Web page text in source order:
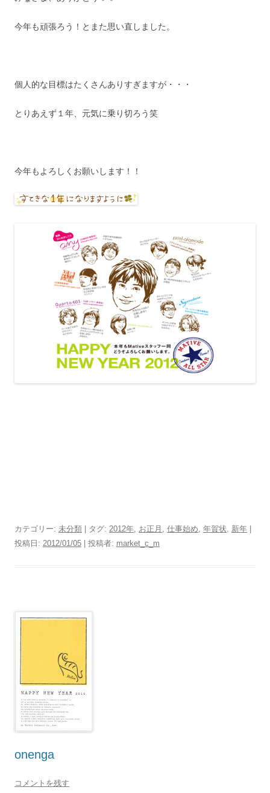
今年も頑張ろう！とまた思い直しました。
個人的な目標はたくさんありすぎますが・・・
とりあえず１年、元気に乗り切ろう笑
今年もよろしくお願いします！！
カテゴリー: 未分類 | タグ: 2012年, お正月 , 仕事始め, 年賀状, 新年
投稿日: 2012/01/05 投稿者: market_c_m
onenga
コメントを残す